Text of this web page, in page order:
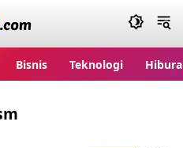
Artikelkita.com
Bisnis Teknologi